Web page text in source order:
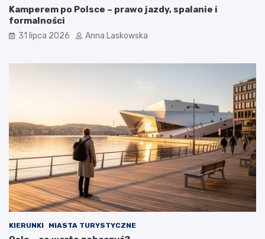
Kamperem po Polsce – prawo jazdy, spalanie i
formalności
31 lipca 2026 Anna Laskowska
KIERUNKI MIASTA TURYSTYCZNE